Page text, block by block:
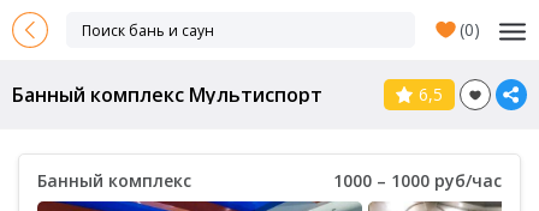
(0)
Банный комплекс Мультиспорт 6,5
Банный комплекс 1000 – 1000 руб/час